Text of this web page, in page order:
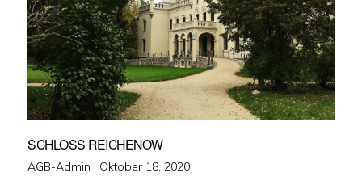
SCHLOSS REICHENOW
AGB-Admin · Veröffentlicht
Oktober 18, 2020